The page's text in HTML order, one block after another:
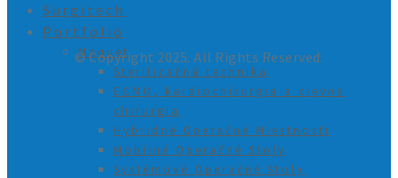
Surgitech
Portfolio
Maquet
Sterilizačná technika
ECMO, kardiochirurgia a cievna
chirurgia
Hybridné Operačné Miestnosti
Mobilné Operačné Stoly
Systémové Operačné Stoly
© Copyright 2025. All Rights Reserved.